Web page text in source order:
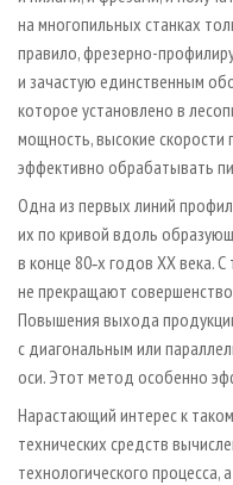
на многопильных станках
правило, фрезерно-
и зачастую единственным
которое установлено в
мощность, высокие
эффективно обрабатывать
Одна из первых линий
их по кривой вдоль
в конце 80‑х годов XX века.
не прекращают
Повышения выхода
с диагональным или
оси. Этот метод особенно
Нарастающий интерес к
технических средств
технологического